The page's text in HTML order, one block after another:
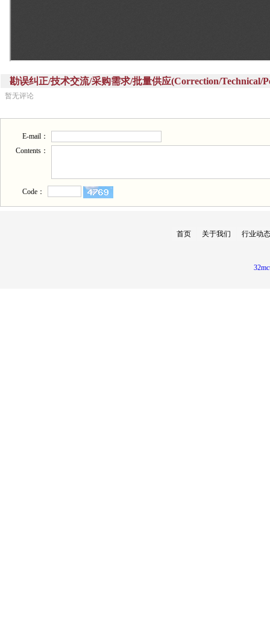
勘误纠正/技术交流/采购需求/批量供应(Correction/Technical/
暂无评论
E-mail：
Contents：
Code：
首页 关于我们 行业动态